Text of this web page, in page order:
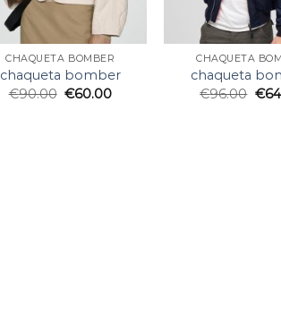
CHAQUETA BOMBER
chaqueta bomber
€90.00 €60.00
CHAQUETA
chaqueta
€96.00 €